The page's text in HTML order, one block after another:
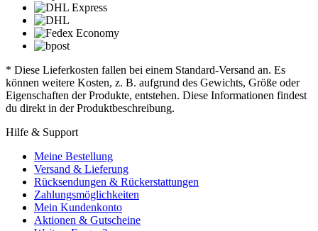
* Diese Lieferkosten fallen bei einem Standard-Versand an. Es
können weitere Kosten, z. B. aufgrund des Gewichts, Größe oder
Eigenschaften der Produkte, entstehen. Diese Informationen findest
du direkt in der Produktbeschreibung.
Hilfe & Support
Meine Bestellung
Versand & Lieferung
Rücksendungen & Rückerstattungen
Zahlungsmöglichkeiten
Mein Kundenkonto
Aktionen & Gutscheine